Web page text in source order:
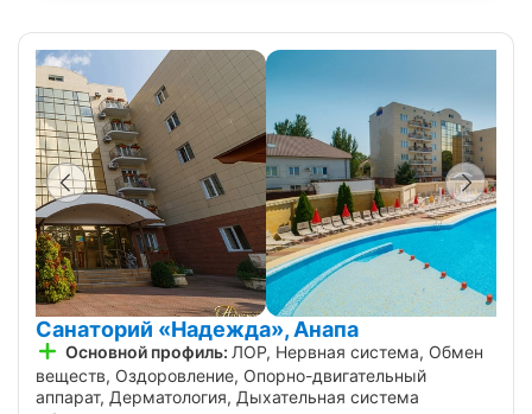
Санаторий «Надежда», Анапа
Основной профиль: ЛОР, Нервная система, Обмен
веществ, Оздоровление, Опорно-двигательный
аппарат, Дерматология, Дыхательная система